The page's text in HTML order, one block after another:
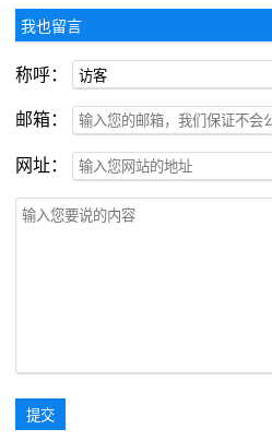
我也留言
称呼：
邮箱：
网址：